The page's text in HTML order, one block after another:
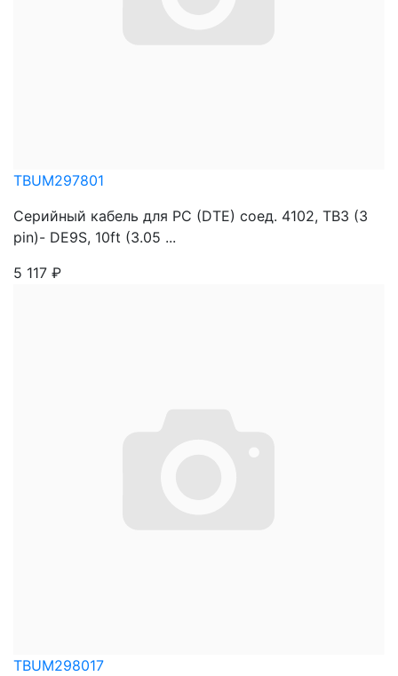
TBUM297801
Серийный кабель для PC (DTE) соед. 4102, TB3 (3
pin)- DE9S, 10ft (3.05 ...
5 117 ₽
TBUM298017